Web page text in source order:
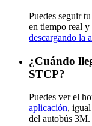
Puedes seguir
en tiempo real
descargando la
¿Cuándo
STCP?
Puedes ver el
aplicación,
del autobús 3M.